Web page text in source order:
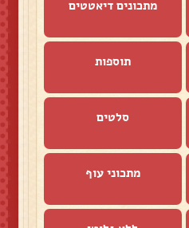
מתכונים דיאטטים
תוספות
סלטים
מתכוני עוף